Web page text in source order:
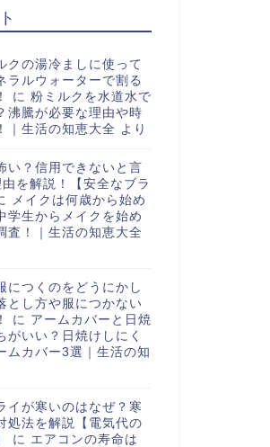
クの湯冷ましに使って
ラルウォーターで割る
に 粉ミルクを水道水で
沸騰が必要な理由や時
｜生活の知恵大全 より
い？信用できないと言
を解説！【安全なブラ
メイクは何歳から始め
学生からメイクを始め
査！｜生活の知恵大全
につくのをどうにかし
とし方や服につかない
に アームカバーと日焼
がいい？日焼けしにく
ムカバー3選｜生活の知
イが寒いのはなぜ？寒
処法を解説【電気代の
に エアコンの寿命は